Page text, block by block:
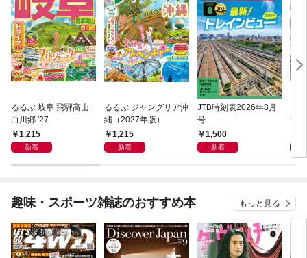
るるぶ 岐阜 飛騨高山
白川郷 '27
1,215
新着
るるぶ ジャングリア沖
縄（2027年版）
1,215
新着
JTB時刻表2026年8月
号
1,500
新着
世
趣味・スポーツ雑誌のおすすめ本 もっと見る